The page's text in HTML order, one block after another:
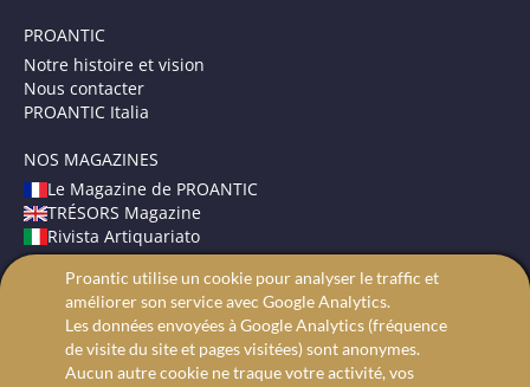
PROANTIC
Notre histoire et vision
Nous contacter
PROANTIC Italia
NOS MAGAZINES
Le Magazine de PROANTIC
TRÉSORS Magazine
Rivista Artiquariato
CONDITIONS GÉNÉRALES
Mentions légales
Protection des données
Recherche avancée
Proantic utilise un cookie pour analyser le traffic et
améliorer son service avec Google Analytics.
Les données envoyées à Google Analytics (fréquence
de visite du site et pages visitées) sont anonymes.
Aucun autre cookie ne traque votre activité, vos